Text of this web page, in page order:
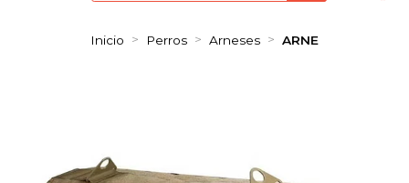
Inicio Perros Arneses ARNE